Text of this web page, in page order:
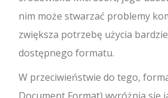
nim może stwarzać problemy
zwiększa potrzebę użycia
dostępnego formatu.
W przeciwieństwie do tego,